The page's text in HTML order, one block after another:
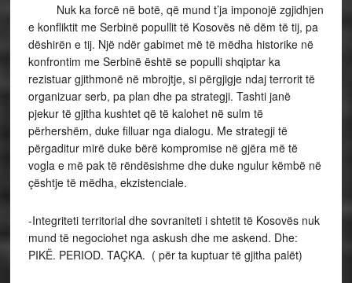
Nuk ka forcë në botë, që mund t’ja imponojë zgjidhjen
e konfliktit me Serbinë popullit të Kosovës në dëm të tij, pa
dëshirën e tij. Një ndër gabimet më të mëdha historike në
konfrontim me Serbinë është se populli shqiptar ka
rezistuar gjithmonë në mbrojtje, si përgjigje ndaj terrorit të
organizuar serb, pa plan dhe pa strategji. Tashti janë
pjekur të gjitha kushtet që të kalohet në sulm të
përhershëm, duke filluar nga dialogu. Me strategji të
përgaditur mirë duke bërë kompromise në gjëra më të
vogla e më pak të rëndësishme dhe duke ngulur këmbë në
çështje të mëdha, ekzistenciale.
-Integriteti territorial dhe sovraniteti i shtetit të Kosovës nuk
mund të negociohet nga askush dhe me askend. Dhe:
PIKË. PERIOD. TAÇKA. ( për ta kuptuar të gjitha palët)